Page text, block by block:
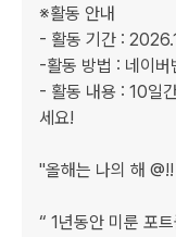
※활동 안내
- 활동 기간 :
-활동 방법 : 네이
- 활동 내용 : 10일
세요!
"올해는 나의 해 @!!
“ 1년동안 미룬 포